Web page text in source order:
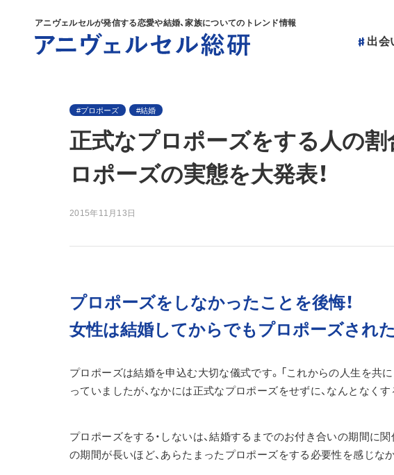
アニヴェルセルが発信する恋愛や結婚、家族についてのトレンド情報
出会
プロポーズ 結婚
正式なプロポーズをする人の
ロポーズの実態を大発表！
2015年11月13日
プロポーズをしなかったことを後悔！
女性は結婚してからでもプロポーズされ
プロポーズは結婚を申込む大切な儀式です。「これからの人生を共
っていましたが、なかには正式なプロポーズをせずに、なんとなく
プロポーズをする・しないは、結婚するまでのお付き合いの期間に
の期間が長いほど、あらたまったプロポーズをする必要性を感じな